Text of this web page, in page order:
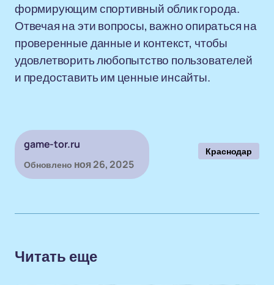
формирующим спортивный облик города.
Отвечая на эти вопросы, важно опираться на
проверенные данные и контекст, чтобы
удовлетворить любопытство пользователей
и предоставить им ценные инсайты.
game-tor.ru
Обновлено ноя 26, 2025
Краснодар
Читать еще